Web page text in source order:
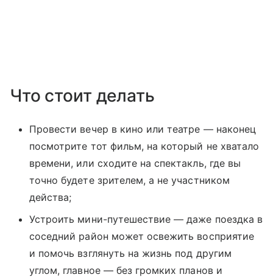
Что стоит делать
Провести вечер в кино или театре — наконец
посмотрите тот фильм, на который не хватало
времени, или сходите на спектакль, где вы
точно будете зрителем, а не участником
действа;
Устроить мини-путешествие — даже поездка в
соседний район может освежить восприятие
и помочь взглянуть на жизнь под другим
углом, главное — без громких планов и